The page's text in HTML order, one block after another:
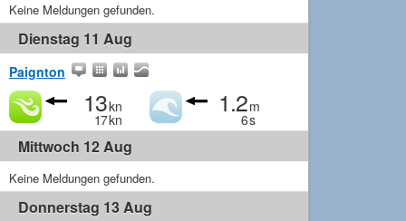
Keine Meldungen gefunden.
Dienstag 11 Aug
Paignton
13kn
17kn
1.2m
6s
Mittwoch 12 Aug
Keine Meldungen gefunden.
Donnerstag 13 Aug